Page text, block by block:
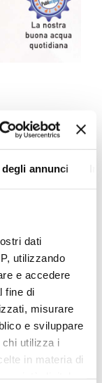
annunci
dati
utilizzando
e accedere
fine di
misurare
e sviluppare
utilizza i
in materia di
le
Come
l'acqua di
idrico
è
nessun
al
qualità…
la qualità!!